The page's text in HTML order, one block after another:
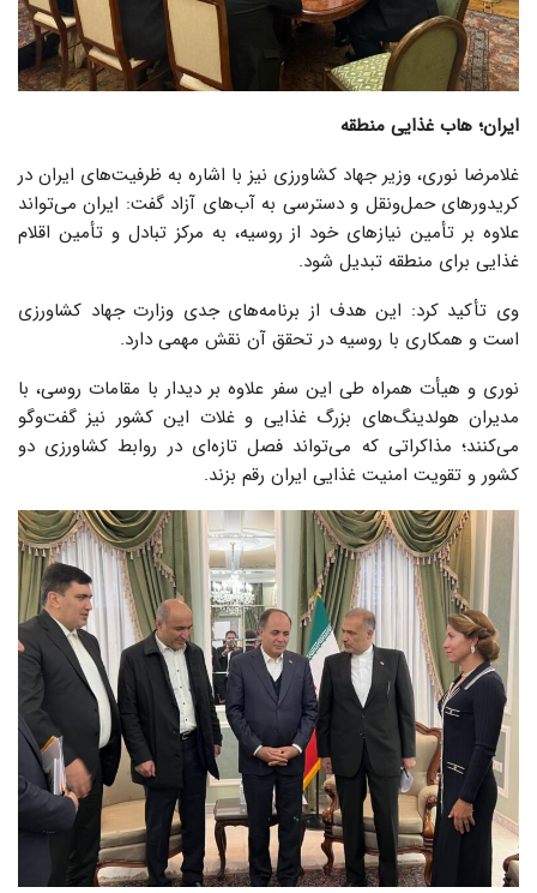
ایران؛ هاب غذایی منطقه
غلامرضا نوری، وزیر جهاد کشاورزی نیز با اشاره به ظرفیت‌های ایران در
کریدورهای حمل‌ونقل و دسترسی به آب‌های آزاد گفت: ایران می‌تواند
علاوه بر تأمین نیازهای خود از روسیه، به مرکز تبادل و تأمین اقلام
غذایی برای منطقه تبدیل شود.
وی تأکید کرد: این هدف از برنامه‌های جدی وزارت جهاد کشاورزی
است و همکاری با روسیه در تحقق آن نقش مهمی دارد.
نوری و هیأت همراه طی این سفر علاوه بر دیدار با مقامات روسی، با
مدیران هولدینگ‌های بزرگ غذایی و غلات این کشور نیز گفت‌وگو
می‌کنند؛ مذاکراتی که می‌تواند فصل تازه‌ای در روابط کشاورزی دو
کشور و تقویت امنیت غذایی ایران رقم بزند.